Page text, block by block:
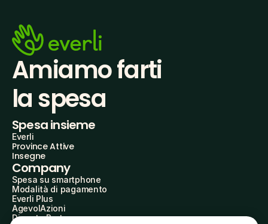
Amiamo farti
la spesa
Spesa insieme
Everli
Province Attive
Insegne
Company
Spesa su smartphone
Modalità di pagamento
Everli Plus
AgevolAzioni
Diventa Partner